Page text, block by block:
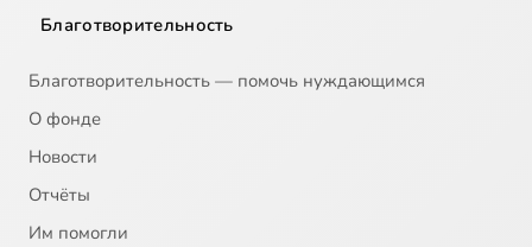
Благотворительность
Благотворительность — помочь нуждающимся
О фонде
Новости
Отчёты
Им помогли